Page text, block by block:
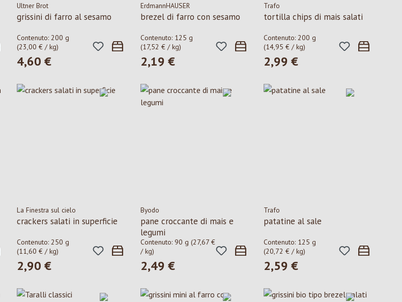
Ultner Brot
grissini di farro al sesamo
Contenuto:200 g
(23,00 € / kg)
Prezzo normale:
4,60 €
ErdmannHAUSER
brezel di farro con sesamo
Contenuto: 125 g
(17,52 € / kg)
Prezzo normale:
2,19 €
Trafo
tortilla chips di mais salati
Contenuto: 200 g
(14,95 € / kg)
Prezzo normale:
2,99 €
La Finestra sul cielo
crackers salati in superficie
Contenuto:250 g
(11,60 € / kg)
Prezzo normale:
2,90 €
Byodo
pane croccante di mais e
legumi
Contenuto: 90 g (27,67 €
/ kg)
Prezzo normale:
2,49 €
Trafo
patatine al sale
Contenuto: 125 g
(20,72 € / kg)
Prezzo normale:
2,59 €